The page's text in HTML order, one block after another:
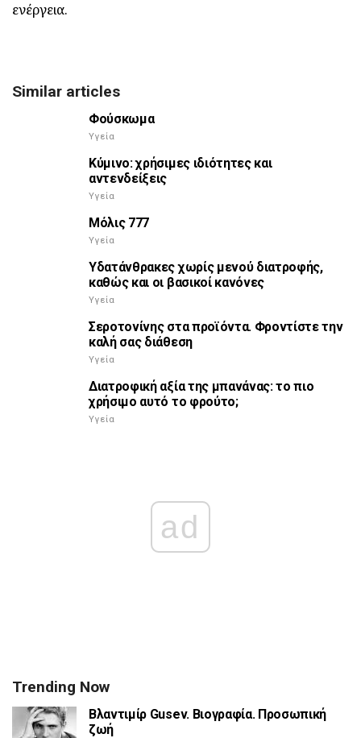
ενέργεια.
Similar articles
Φούσκωμα
Υγεία
Κύμινο: χρήσιμες ιδιότητες και
αντενδείξεις
Υγεία
Μόλις 777
Υγεία
Υδατάνθρακες χωρίς μενού διατροφής,
καθώς και οι βασικοί κανόνες
Υγεία
Σεροτονίνης στα προϊόντα. Φροντίστε την
καλή σας διάθεση
Υγεία
Διατροφική αξία της μπανάνας: το πιο
χρήσιμο αυτό το φρούτο;
Υγεία
ad
Trending Now
Βλαντιμίρ Gusev. Βιογραφία. Προσωπική
ζωή